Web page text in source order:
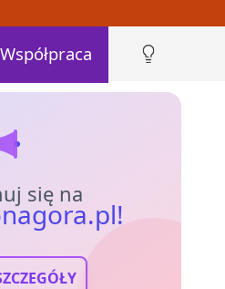
się na